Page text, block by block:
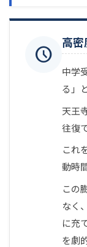
schedule
高
中学
る」
天王
往復
これ
動時
この
なく
に充
を劇